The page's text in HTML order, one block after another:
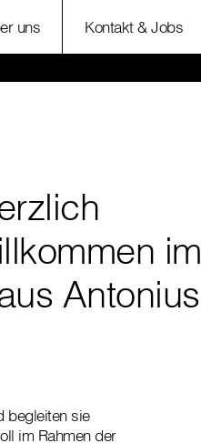
uns Kontakt & Jobs
im
Antonius
begleiten sie
im Rahmen der